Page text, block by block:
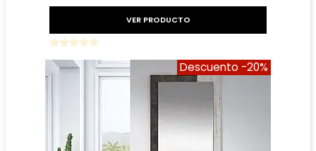
VER PRODUCTO
Descuento -20%